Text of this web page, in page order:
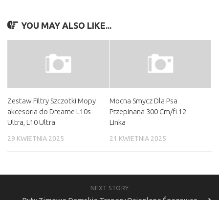
YOU MAY ALSO LIKE...
Zestaw Filtry Szczotki Mopy
akcesoria do Dreame L10s
Ultra, L10 Ultra
29 KWIETNIA 2025
Mocna Smycz Dla Psa
Przepinana 300 Cm/fi 12
Linka
21 KWIETNIA 2025
NEXT STORY